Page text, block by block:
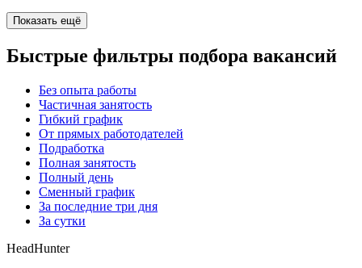
Показать ещё
Быстрые фильтры подбора вакансий
Без опыта работы
Частичная занятость
Гибкий график
От прямых работодателей
Подработка
Полная занятость
Полный день
Сменный график
За последние три дня
За сутки
HeadHunter